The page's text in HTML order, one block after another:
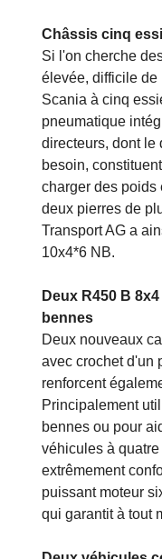
Châssis cinq
Si l'on cherche
élevée, difficile de
Scania à cinq
pneumatique
directeurs, dont le
besoin,
charger des poids
deux pierres de
Transport AG a
10x4*6 NB.
Deux R450 B
bennes
Deux nouveaux
avec crochet d'un
renforcent
Principalement
bennes ou pour
véhicules à
extrêmement
puissant moteur
qui garantit à tout